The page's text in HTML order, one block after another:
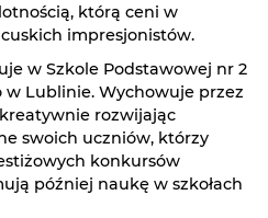
którą ceni w
impresjonistów.
w Szkole Podstawowej nr 2
w Lublinie. Wychowuje przez
rozwijając
swoich uczniów, którzy
konkursów
później naukę w szkołach